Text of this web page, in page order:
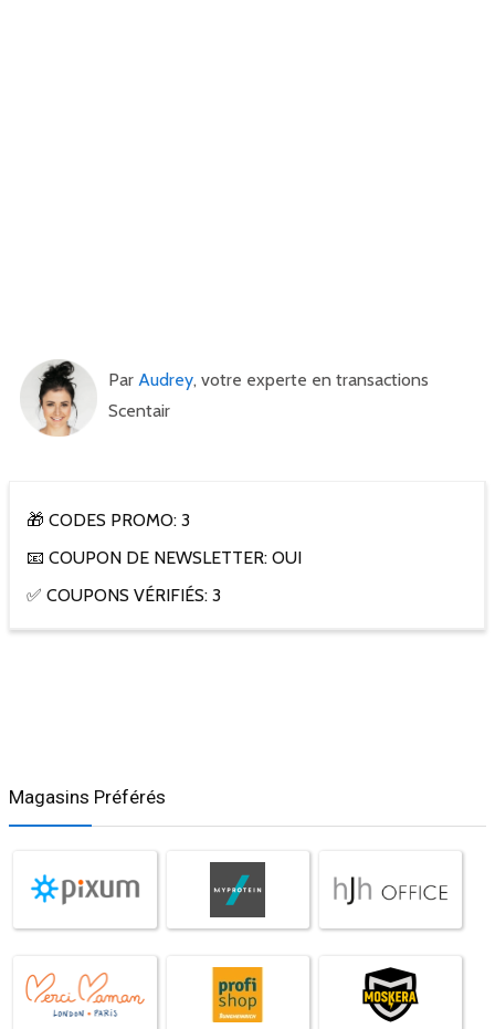
Par Audrey, votre experte en transactions
Scentair
🎁 CODES PROMO: 3
📧 COUPON DE NEWSLETTER: OUI
✅ COUPONS VÉRIFIÉS: 3
Magasins Préférés